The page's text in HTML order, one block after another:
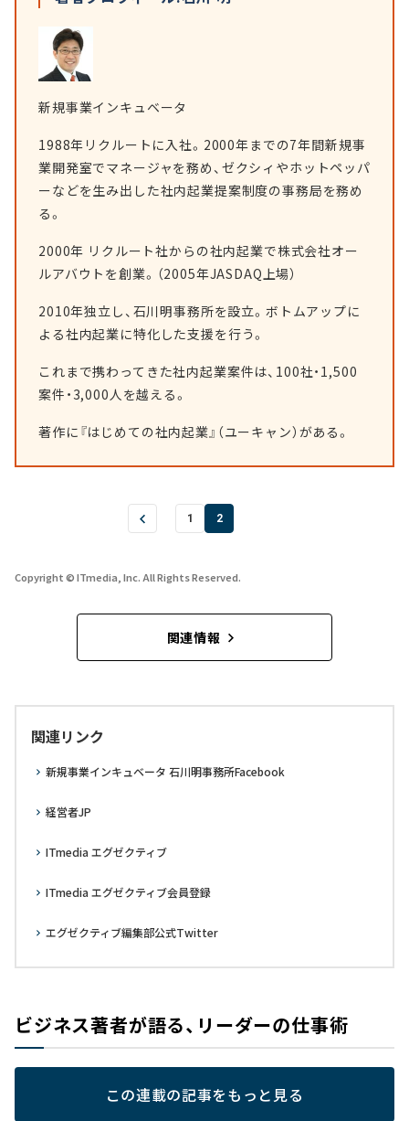
新規事業インキュベータ
1988年リクルートに入社。2000年までの7年間新規事
業開発室でマネージャを務め、ゼクシィやホットペッパ
ーなどを生み出した社内起業提案制度の事務局を務め
る。
2000年 リクルート社からの社内起業で株式会社オー
ルアバウトを創業。（2005年JASDAQ上場）
2010年独立し、石川明事務所を設立。ボトムアップに
よる社内起業に特化した支援を行う。
これまで携わってきた社内起業案件は、100社・1,500
案件・3,000人を越える。
著作に『はじめての社内起業』（ユーキャン）がある。
1 2
Copyright © ITmedia, Inc. All Rights Reserved.
関連情報
関連リンク
新規事業インキュベータ 石川明事務所Facebook
経営者JP
ITmedia エグゼクティブ
ITmedia エグゼクティブ会員登録
エグゼクティブ編集部公式Twitter
ビジネス著者が語る、リーダーの仕事術
この連載の記事をもっと見る